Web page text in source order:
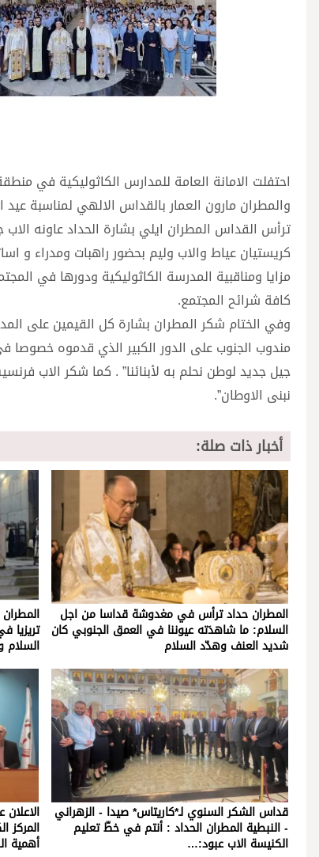
احتفلت الامانة العامة للمدارس الكاثوليكية في
والمطران مارون العمار بالقداس الالهي لمناسبة
ترأس القداس المطران ايلي بشارة الحداد عاونه
كريستيان عياط والاب وليم بحضور راهبات ومدراء
مزايا ومناقبية المدرسة الكاثوليكية ودورها في
كافة شرائح المجتمع.
وفي الختام شكر المطران بشارة كل القيمين على
مندوب الجنوب على الدور الكبير الذي قدموه خصوصا
جيل جديد لوطن نحلم به لأبنائنا” . كما شكر الاب
نبنى الاوطان”.
أخبار ذات صلة:
المطران حداد ترأس في مغدوشة قداسا من اجل
السلام: ما شاهدَته عيوننا في العمق الجنوبي كان
شديد العنف وهدّد السلام
قداس الشكر السنوي لـ*كاريتاس* صيدا - الزهراني
- النبطية المطران الحداد : أنتم في خطّ تعليم
الكنيسة الاب عبود:…
تريزيا
السلام
المركز
أهمية